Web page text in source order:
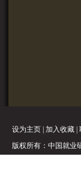
设为主页 加入收藏
版权所有：中国就业